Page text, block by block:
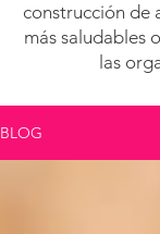
construcción de
más saludables
las
BLOG